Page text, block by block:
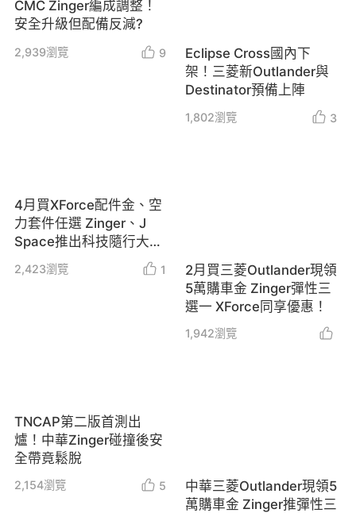
CMC Zinger編成調整！
安全升級但配備反減?
2,939瀏覽 9
4月買XForce配件金、空
力套件任選 Zinger、J
Space推出科技隨行大禮
2,423瀏覽 1
TNCAP第二版首測出
爐！中華Zinger碰撞後安
全帶竟鬆脫
2,154瀏覽 5
Eclipse Cross國內下
架！三菱新Outlander與
Destinator預備上陣
1,802瀏覽 3
2月買三菱Outlander現領
5萬購車金 Zinger彈性三
選一 XForce同享優惠！
1,942瀏覽
中華三菱Outlander現領5
萬購車金 Zinger推彈性三